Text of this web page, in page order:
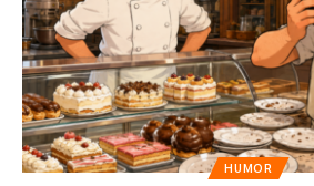
HUMOR